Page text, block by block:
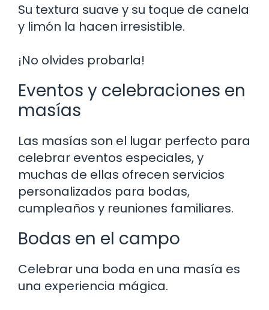
Su textura suave y su toque de canela
y limón la hacen irresistible.
¡No olvides probarla!
Eventos y celebraciones en
masías
Las masías son el lugar perfecto para
celebrar eventos especiales, y
muchas de ellas ofrecen servicios
personalizados para bodas,
cumpleaños y reuniones familiares.
Bodas en el campo
Celebrar una boda en una masía es
una experiencia mágica.